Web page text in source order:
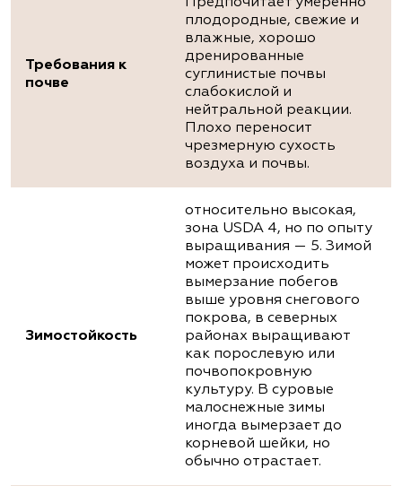
Требования к
почве
Предпочитает умеренно
плодородные, свежие и
влажные, хорошо
дренированные
суглинистые почвы
слабокислой и
нейтральной реакции.
Плохо переносит
чрезмерную сухость
воздуха и почвы.
Зимостойкость
относительно высокая,
зона USDA 4, но по опыту
выращивания — 5. Зимой
может происходить
вымерзание побегов
выше уровня снегового
покрова, в северных
районах выращивают
как порослевую или
почвопокровную
культуру. В суровые
малоснежные зимы
иногда вымерзает до
корневой шейки, но
обычно отрастает.